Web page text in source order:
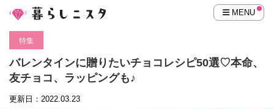
MENU
特集
バレンタインに贈りたいチョコレシピ50選♡本命、
友チョコ、ラッピングも♪
更新日：2022.03.23